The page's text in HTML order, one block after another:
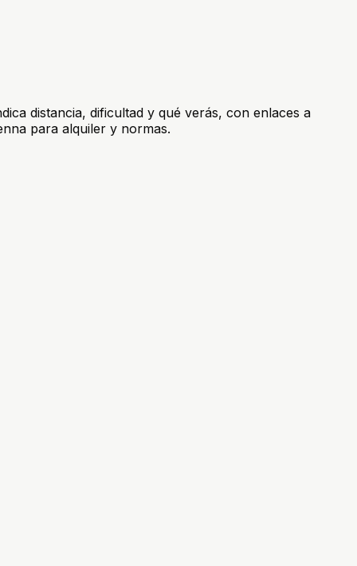
distancia, dificultad y qué verás, con enlaces a
para alquiler y normas.